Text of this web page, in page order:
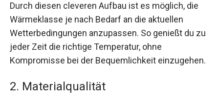
Durch diesen cleveren Aufbau ist es möglich, die
Wärmeklasse je nach Bedarf an die aktuellen
Wetterbedingungen anzupassen. So genießt du zu
jeder Zeit die richtige Temperatur, ohne
Kompromisse bei der Bequemlichkeit einzugehen.
2. Materialqualität